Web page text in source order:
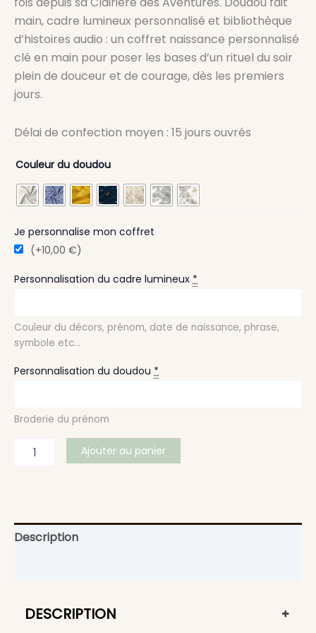
main, cadre lumineux personnalisé et bibliothèque
d’histoires audio : un coffret naissance personnalisé
clé en main pour poser les bases d’un rituel du soir
plein de douceur et de courage, dès les premiers
jours.
Délai de confection moyen : 15 jours ouvrés
Couleur du doudou
Je personnalise mon coffret
(+10,00 €)
Personnalisation du cadre lumineux *
Couleur du décors, prénom, date de naissance, phrase,
symbole etc...
Personnalisation du doudou *
Broderie du prénom
Ajouter au panier
Description
DESCRIPTION